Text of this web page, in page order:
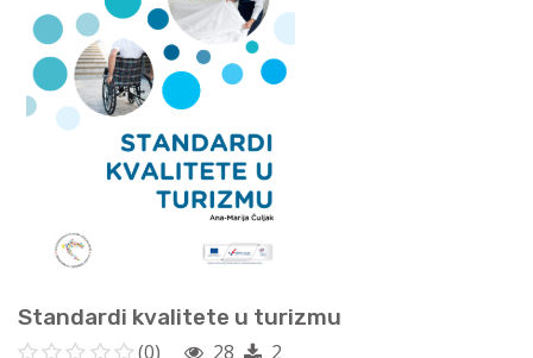
Standardi kvalitete u turizmu
(0) 28
2